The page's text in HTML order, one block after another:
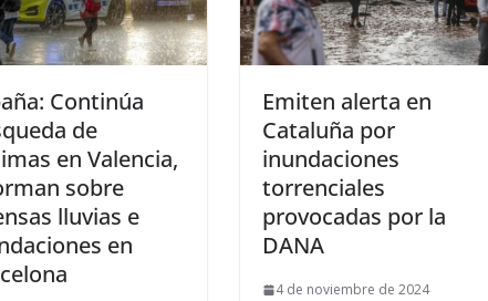
Continúa
de
en Valencia,
sobre
lluvias e
en
Emiten alerta en
Cataluña por
inundaciones
torrenciales
provocadas por la
DANA
4 de noviembre de 2024